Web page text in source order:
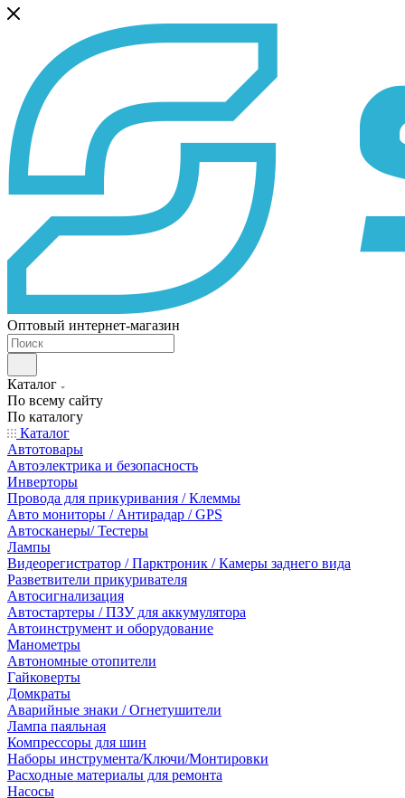
Оптовый интернет-магазин
Каталог
По всему сайту
По каталогу
Каталог
Автотовары
Автоэлектрика и безопасность
Инверторы
Провода для прикуривания / Клеммы
Авто мониторы / Антирадар / GPS
Автосканеры/ Тестеры
Лампы
Видеорегистратор / Парктроник / Камеры заднего вида
Разветвители прикуривателя
Автосигнализация
Автостартеры / ПЗУ для аккумулятора
Автоинструмент и оборудование
Манометры
Автономные отопители
Гайковерты
Домкраты
Аварийные знаки / Огнетушители
Лампа паяльная
Компрессоры для шин
Наборы инструмента/Ключи/Монтировки
Расходные материалы для ремонта
Насосы